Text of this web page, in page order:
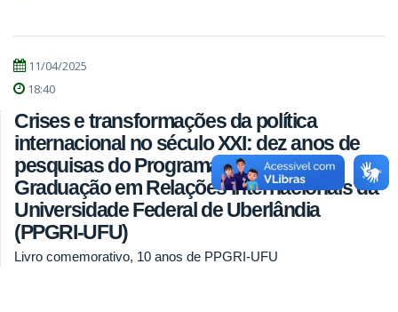
11/04/2025
18:40
Crises e transformações da política
internacional no século XXI: dez anos de
pesquisas do Programa de Pós-
Graduação em Relações Internacionais da
Universidade Federal de Uberlândia
(PPGRI-UFU)
Livro comemorativo, 10 anos de PPGRI-UFU